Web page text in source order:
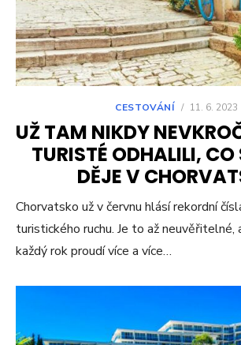
CESTOVÁNÍ / 11. 6. 2023
UŽ TAM NIKDY
TURISTÉ ODHALILI, CO
DĚJE V
Chorvatsko už v červnu hlásí rekordní
turistického ruchu. Je to až
každý rok proudí více a více…